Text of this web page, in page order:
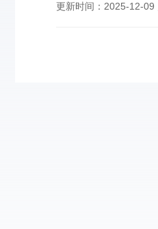
更新时间： 2025-12-09